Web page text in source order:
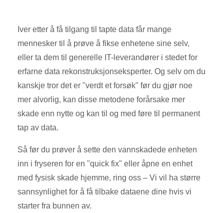
Iver etter å få tilgang til tapte data får mange
mennesker til å prøve å fikse enhetene sine selv,
eller ta dem til generelle IT-leverandører i stedet for
erfarne data rekonstruksjonseksperter. Og selv om du
kanskje tror det er "verdt et forsøk" før du gjør noe
mer alvorlig, kan disse metodene forårsake mer
skade enn nytte og kan til og med føre til permanent
tap av data.
Så før du prøver å sette den vannskadede enheten
inn i fryseren for en "quick fix" eller åpne en enhet
med fysisk skade hjemme, ring oss – Vi vil ha større
sannsynlighet for å få tilbake dataene dine hvis vi
starter fra bunnen av.